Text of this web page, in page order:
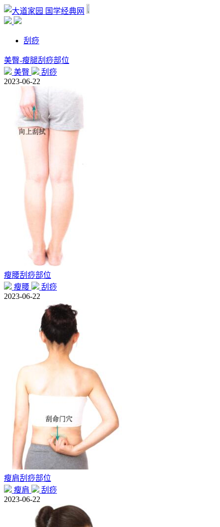
国学经典网
刮痧
美臀-瘦腿刮痧部位
美臀
刮痧
2023-06-22
瘦腰刮痧部位
瘦腰
刮痧
2023-06-22
瘦肩刮痧部位
瘦肩
刮痧
2023-06-22